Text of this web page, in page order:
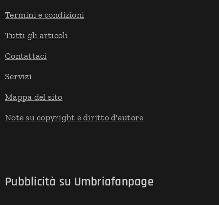
Termini e condizioni
Tutti gli articoli
Contattaci
Servizi
Mappa del sito
Note su copyright e diritto d'autore
Pubblicità su Umbriafanpage